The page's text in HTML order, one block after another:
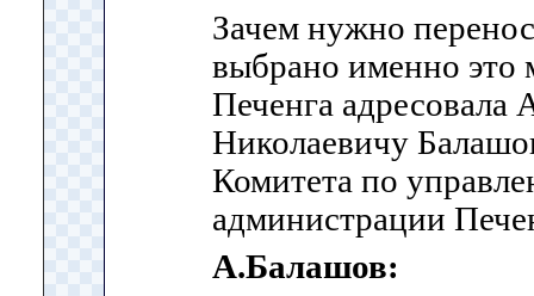
Зачем нужно
выбрано именно это
Печенга адресовала
Николаевичу
Комитета по
администрации
А.Балашов: